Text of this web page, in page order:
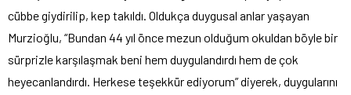
cübbe giydirilip, kep takıldı. Oldukça duygusal anlar yaşayan
Murzioğlu, “Bundan 44 yıl önce mezun olduğum okuldan böyle bir
sürprizle karşılaşmak beni hem duygulandırdı hem de çok
heyecanlandırdı. Herkese teşekkür ediyorum” diyerek, duygularını